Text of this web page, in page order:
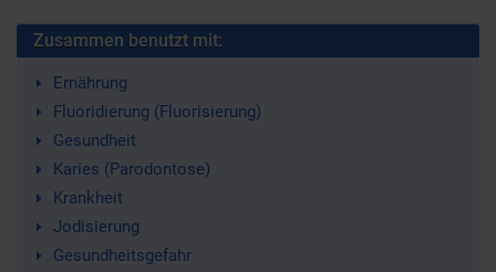
Zusammen benutzt mit:
Ernährung
Fluoridierung (Fluorisierung)
Gesundheit
Karies (Parodontose)
Krankheit
Jodisierung
Gesundheitsgefahr